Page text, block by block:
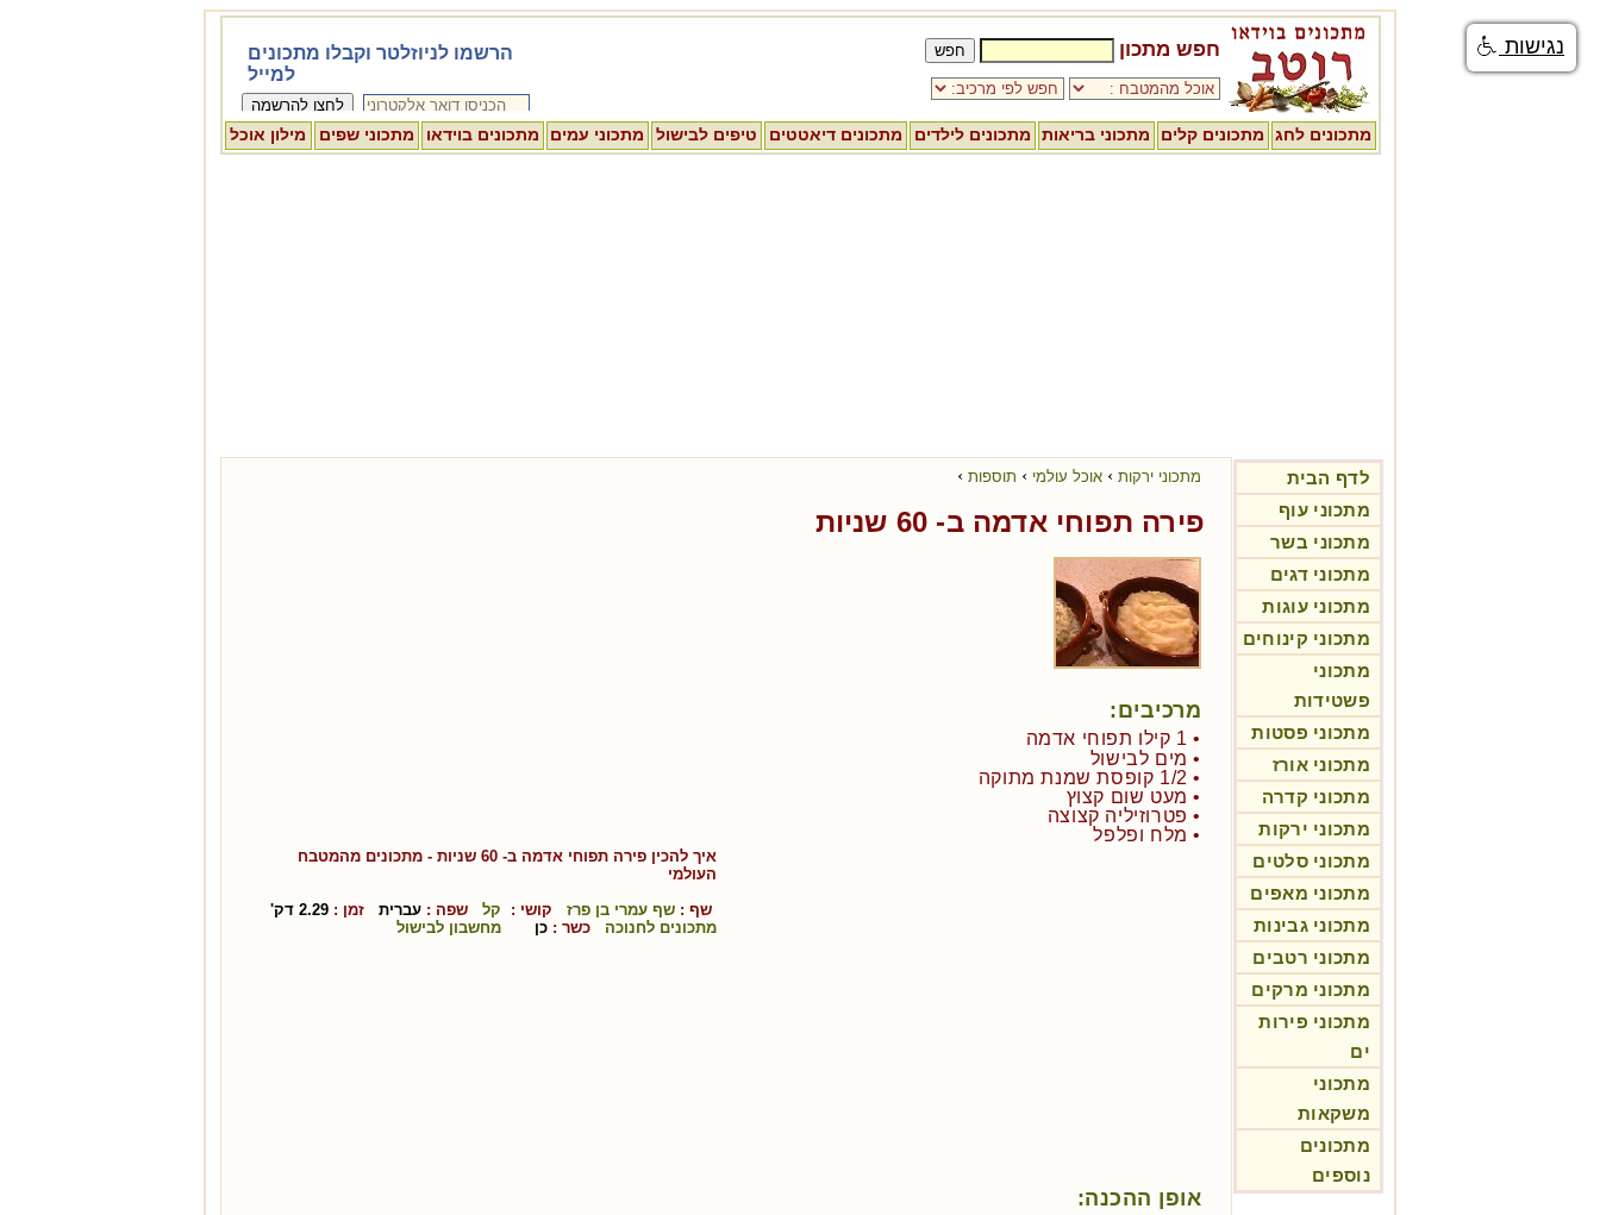
חפש מתכון
מתכונים לחג מתכונים קלים מתכוני בריאות מתכונים לילדים מתכונים דיאטטים טיפים לבישול מתכוני עמים מתכונים בוידאו מתכוני שפים מילון אוכל
לדף הבית
מתכוני עוף
מתכוני בשר
מתכוני דגים
מתכוני עוגות
מתכוני קינוחים
מתכוני
פשטידות
מתכוני פסטות
מתכוני אורז
מתכוני קדרה
מתכוני ירקות
מתכוני סלטים
מתכוני מאפים
מתכוני גבינות
מתכוני רטבים
מתכוני מרקים
מתכוני פירות
ים
מתכוני
משקאות
מתכונים
נוספים
מתכוני ירקות › אוכל עולמי › תוספות ›
פירה תפוחי אדמה ב- 60 שניות
מרכיבים:
• 1 קילו תפוחי אדמה
• מים לבישול
• 1/2 קופסת שמנת מתוקה
• מעט שום קצוץ
• פטרוזיליה קצוצה
• מלח ופלפל
אופן ההכנה:
איך להכין פירה תפוחי אדמה ב- 60 שניות
- מתכונים מהמטבח
העולמי
שף : שף עמרי בן פרז קושי : קל שפה : עברית זמן : 2.29 דק'
מתכונים לחנוכה
כשר : כן מחשבון לבישול
נגישות